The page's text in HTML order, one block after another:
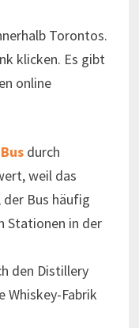
Torontos.
klicken. Es gibt
online
durch
weil das
Bus häufig
Stationen in der
den Distillery
Whiskey-Fabrik